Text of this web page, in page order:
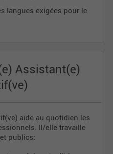
langues exigées pour le
Assistant(e)
aide au quotidien les
Il/elle travaille
publics: